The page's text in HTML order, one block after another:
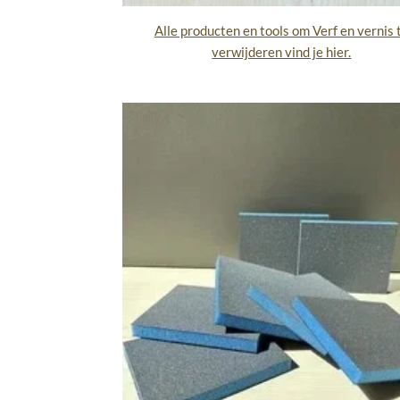
Alle producten en tools om Verf en vernis
verwijderen vind je hier.